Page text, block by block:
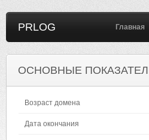
PRLOG Главная
ОСНОВНЫЕ
Возраст домена
Дата окончания